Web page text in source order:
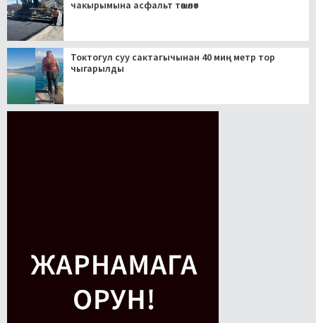
чакырымына асфальт төшөлөт
Токтогул суу сактагычынан 40 миң метр тор
чыгарылды